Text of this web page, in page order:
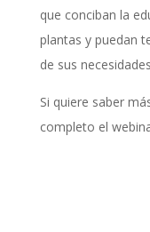
que conciban la
plantas y puedan
de sus
Si quiere saber
completo el